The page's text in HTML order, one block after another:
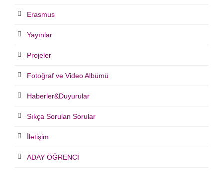
Erasmus
Yayınlar
Projeler
Fotoğraf ve Video Albümü
Haberler&Duyurular
Sıkça Sorulan Sorular
İletişim
ADAY ÖĞRENCİ